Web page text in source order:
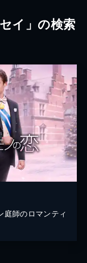
イ」の検索
庭師のロマンティ